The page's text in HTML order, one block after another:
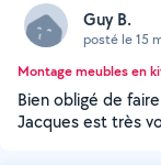
Guy B.
posté le 15
Montage meubles en
Bien obligé de
Jacques est très